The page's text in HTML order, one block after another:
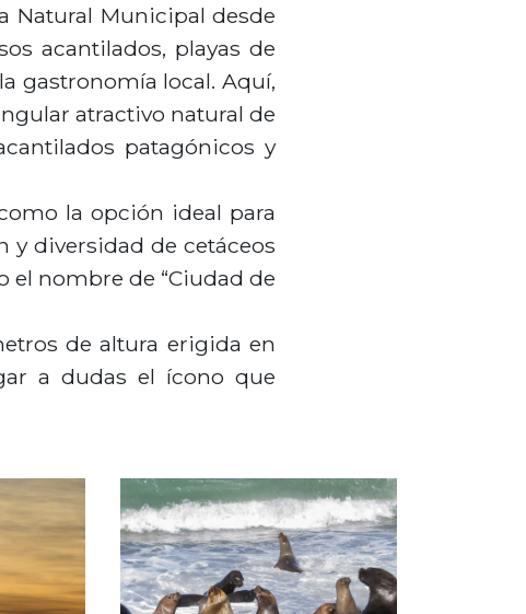
Natural Municipal desde
acantilados, playas de
gastronomía local. Aquí,
atractivo natural de
patagónicos y
la opción ideal para
diversidad de cetáceos
el nombre de “Ciudad de
de altura erigida en
a dudas el ícono que